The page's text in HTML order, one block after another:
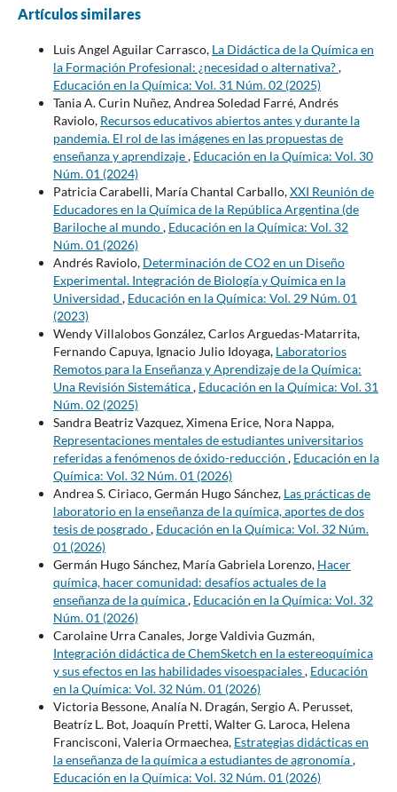
Artículos similares
Luis Angel Aguilar Carrasco, La Didáctica de la Química en
la Formación Profesional: ¿necesidad o alternativa?,
Educación en la Química: Vol. 31 Núm. 02 (2025)
Tania A. Curin Nuñez, Andrea Soledad Farré, Andrés
Raviolo, Recursos educativos abiertos antes y durante la
pandemia. El rol de las imágenes en las propuestas de
enseñanza y aprendizaje, Educación en la Química: Vol. 30
Núm. 01 (2024)
Patricia Carabelli, María Chantal Carballo,XXI Reunión de
Educadores en la Química de la República Argentina (de
Bariloche al mundo, Educación en la Química: Vol. 32
Núm. 01 (2026)
Andrés Raviolo, Determinación de CO2 en un Diseño
Experimental. Integración de Biología y Química en la
Universidad , Educación en la Química: Vol. 29 Núm. 01
(2023)
Wendy Villalobos González, Carlos Arguedas-Matarrita,
Fernando Capuya, Ignacio Julio Idoyaga, Laboratorios
Remotos para la Enseñanza y Aprendizaje de la Química:
Una Revisión Sistemática, Educación en la Química: Vol. 31
Núm. 02 (2025)
Sandra Beatriz Vazquez, Ximena Erice, Nora Nappa,
Representaciones mentales de estudiantes universitarios
referidas a fenómenos de óxido-reducción , Educación en la
Química: Vol. 32 Núm. 01 (2026)
Andrea S. Ciriaco, Germán Hugo Sánchez, Las prácticas de
laboratorio en la enseñanza de la química, aportes de dos
tesis de posgrado, Educación en la Química: Vol. 32 Núm.
01 (2026)
Germán Hugo Sánchez, María Gabriela Lorenzo, Hacer
química, hacer comunidad: desafíos actuales de la
enseñanza de la química, Educación en la Química: Vol. 32
Núm. 01 (2026)
Carolaine Urra Canales, Jorge Valdivia Guzmán,
Integración didáctica de ChemSketch en la estereoquímica
y sus efectos en las habilidades visoespaciales, Educación
en la Química: Vol. 32 Núm. 01 (2026)
Victoria Bessone, Analía N. Dragán, Sergio A. Perusset,
Beatríz L. Bot, Joaquín Pretti, Walter G. Laroca, Helena
Francisconi, Valeria Ormaechea, Estrategias didácticas en
la enseñanza de la química a estudiantes de agronomía,
Educación en la Química: Vol. 32 Núm. 01 (2026)